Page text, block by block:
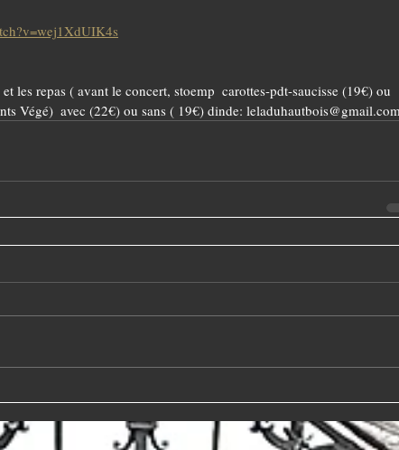
les repas ( avant le concert, stoemp  carottes-pdt-saucisse (19€) ou
Végé)  avec (22€) ou sans ( 19€) dinde: leladuhautbois@gmail.com